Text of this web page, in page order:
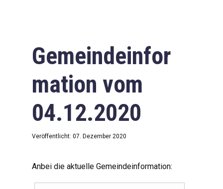
Gemeindeinfor
mation vom
04.12.2020
Veröffentlicht: 07. Dezember 2020
Anbei die aktuelle Gemeindeinformation: